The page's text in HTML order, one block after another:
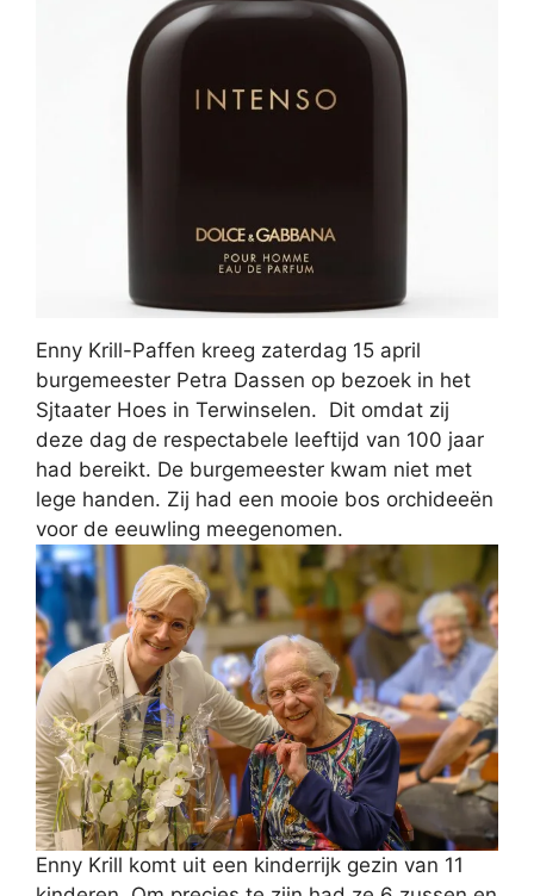
Enny Krill-Paffen kreeg zaterdag 15 april
burgemeester Petra Dassen op bezoek in het
Sjtaater Hoes in Terwinselen. Dit omdat zij
deze dag de respectabele leeftijd van 100 jaar
had bereikt. De burgemeester kwam niet met
lege handen. Zij had een mooie bos orchideeën
voor de eeuwling meegenomen.
Enny Krill komt uit een kinderrijk gezin van 11